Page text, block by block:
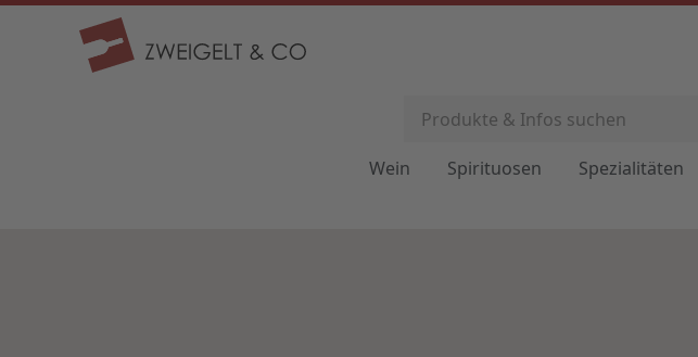
Wein Spirituosen Spezialitäten